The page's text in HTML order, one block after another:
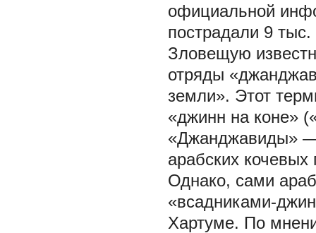
официальной
пострадали 9 тыс.
Зловещую
отряды
земли». Этот
«джинн на коне»
«Джанджавиды» —
арабских кочевых
Однако, сами
«всадниками-
Хартуме. По